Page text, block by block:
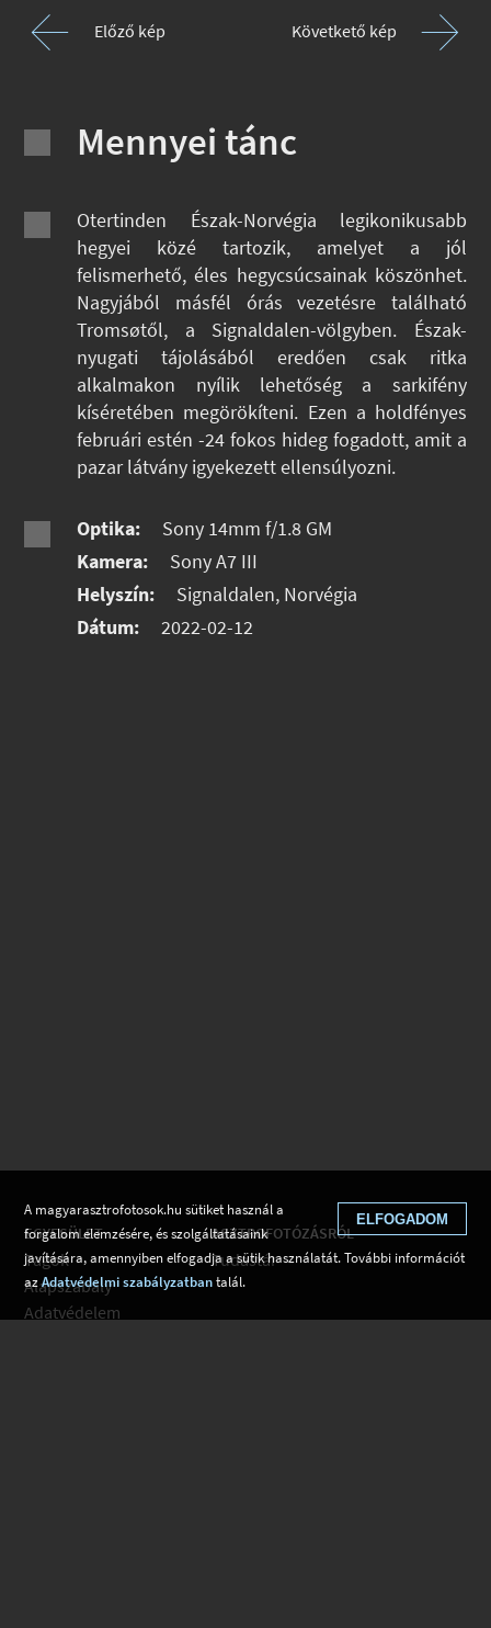
Előző kép Követkető kép
Mennyei tánc
Otertinden Észak-Norvégia legikonikusabb
hegyei közé tartozik, amelyet a jól
felismerhető, éles hegycsúcsainak köszönhet.
Nagyjából másfél órás vezetésre található
Tromsøtől, a Signaldalen-völgyben. Észak-
nyugati tájolásából eredően csak ritka
alkalmakon nyílik lehetőség a sarkifény
kíséretében megörökíteni. Ezen a holdfényes
februári estén -24 fokos hideg fogadott, amit a
pazar látvány igyekezett ellensúlyozni.
Optika:
Sony 14mm f/1.8 GM
Kamera:
Sony A7 III
Helyszín:
Signaldalen, Norvégia
Dátum:
2022-02-12
EGYESÜLET
Tagok
Alapszabály
Adatvédelem
ASZTROFOTÓZÁSRÓL
Tudástár
ELFOGADOM
A magyarasztrofotosok.hu sütiket használ a
forgalom elemzésére, és szolgáltatásaink
javítására, amennyiben elfogadja a sütik használatát. További információt
azAdatvédelmi szabályzatbantalál.